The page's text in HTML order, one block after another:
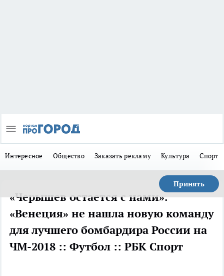
Интересное Общество Заказать рекламу Культура Спорт
Принять
«Черышев остается с нами».
«Венеция» не нашла новую команду
для лучшего бомбардира России на
ЧМ-2018 :: Футбол :: РБК Спорт